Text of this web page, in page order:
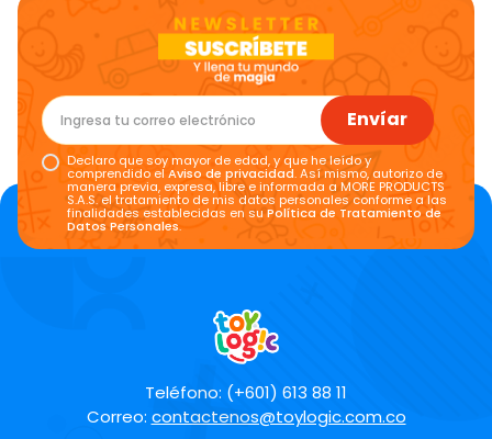
Envíar
Declaro que soy mayor de edad, y que he leído y
comprendido elAviso de privacidad. Así mismo, autorizo de
manera previa, expresa, libre e informada a MORE PRODUCTS
S.A.S. el tratamiento de mis datos personales conforme a las
finalidades establecidas en suPolítica de Tratamiento de
Datos Personales.
Teléfono: (+601) 613 88 11
Correo: contactenos@toylogic.com.co